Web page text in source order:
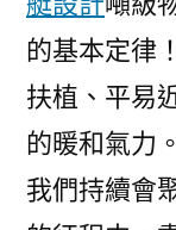
的基本定律
扶植、平易
的暖和氣力
我們持續會